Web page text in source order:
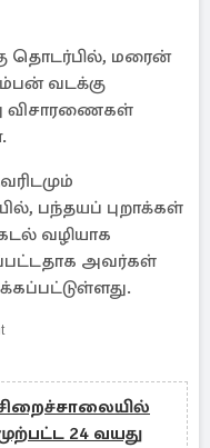
தொடர்பில், மரைன்
வடக்கு
விசாரணைகள்
பந்தயப் புறாக்கள்
வழியாக
அவர்கள்
24 வயது